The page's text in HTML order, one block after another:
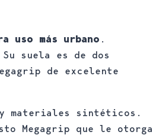
uso más urbano .
suela es de dos
de excelente
materiales sintéticos.
Megagrip que le otorga